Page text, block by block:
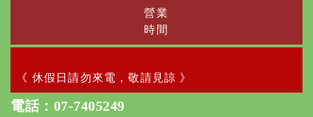
營業
時間
《 休假日請勿來電，敬請見諒 》
電話： 07-7405249